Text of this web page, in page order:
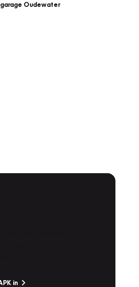
Oudewater
in